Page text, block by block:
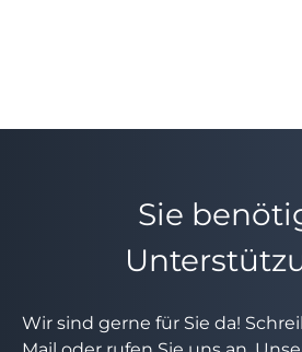
Sie
Wir sind gerne für Sie da!